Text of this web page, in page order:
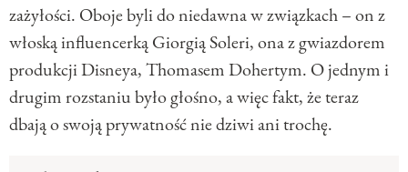
zażyłości. Oboje byli do niedawna w związkach – on z
włoską influencerką Giorgią Soleri, ona z gwiazdorem
produkcji Disneya, Thomasem Dohertym. O jednym i
drugim rozstaniu było głośno, a więc fakt, że teraz
dbają o swoją prywatność nie dziwi ani trochę.